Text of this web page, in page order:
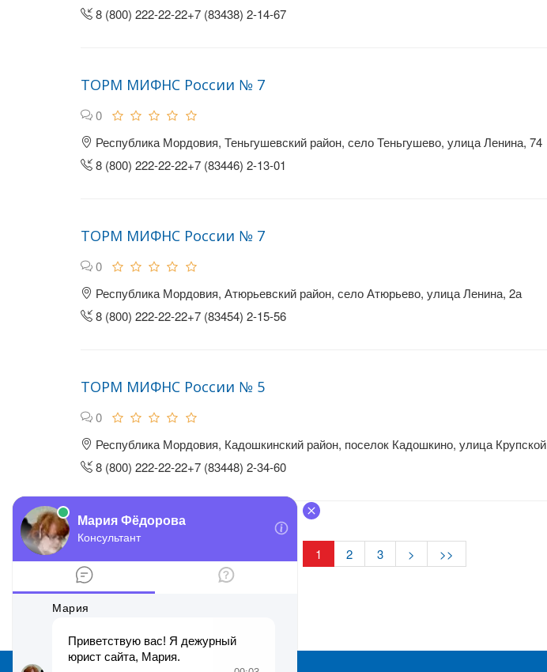
8 (800) 222-22-22+7 (83438) 2-14-67
ТОРМ МИФНС России № 7
0
Республика Мордовия, Теньгушевский район, село Теньгушево, улица Ленина, 74
8 (800) 222-22-22+7 (83446) 2-13-01
ТОРМ МИФНС России № 7
0
Республика Мордовия, Атюрьевский район, село Атюрьево, улица Ленина, 2а
8 (800) 222-22-22+7 (83454) 2-15-56
ТОРМ МИФНС России № 5
0
Республика Мордовия, Кадошкинский район, поселок Кадошкино, улица Крупской
8 (800) 222-22-22+7 (83448) 2-34-60
1 2 3 > >>